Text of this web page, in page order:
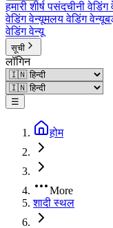
हमारी शीर्ष पसंदचीनी वेडिंग
वेडिंग वेन्यूमलय वेडिंग वेन्यू
वेडिंग वेन्यू
सूची
लॉगिन
☰
होम
More
शादी स्थल